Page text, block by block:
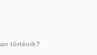
történik?